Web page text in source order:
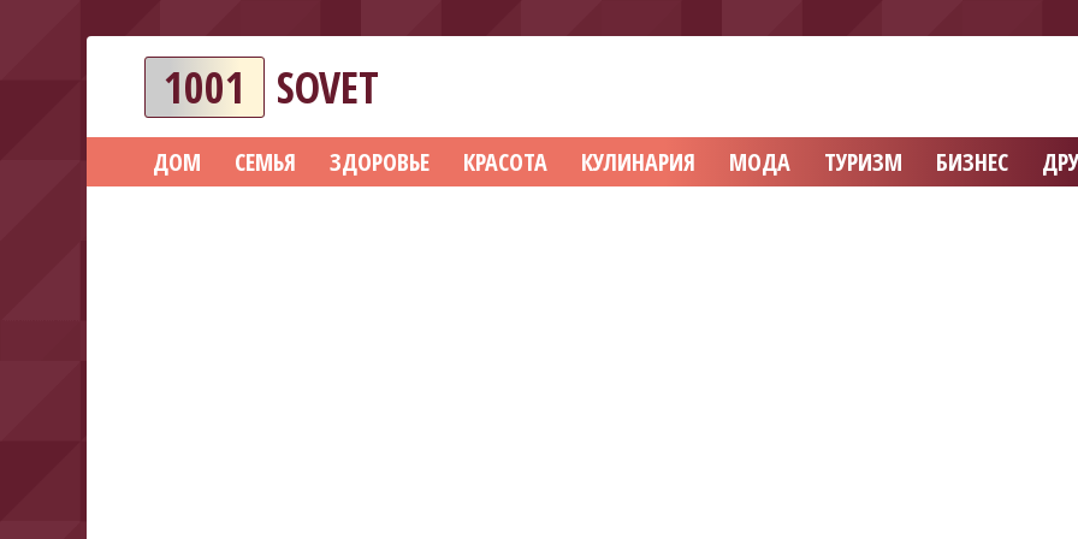
1001 SOVET
ДОМ СЕМЬЯ ЗДОРОВЬЕ КРАСОТА КУЛИНАРИЯ МОДА ТУРИЗМ БИЗНЕС